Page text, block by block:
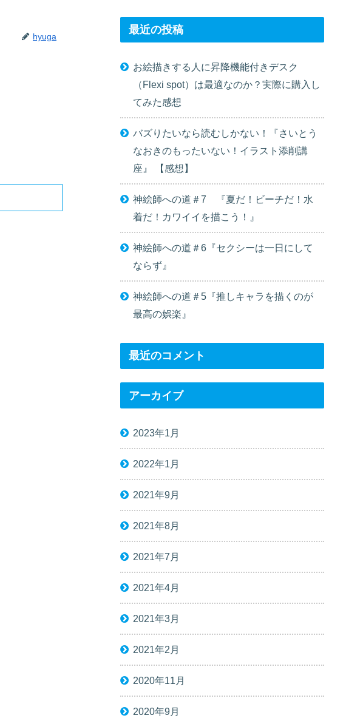
hyuga
最近の投稿
お絵描きする人に昇降機能付きデスク
（Flexi spot）は最適なのか？実際に購入し
てみた感想
バズりたいなら読むしかない！『さいとう
なおきのもったいない！イラスト添削講
座』 【感想】
神絵師への道＃7 『夏だ！ビーチだ！水
着だ！カワイイを描こう！』
神絵師への道＃6『セクシーは一日にして
ならず』
神絵師への道＃5『推しキャラを描くのが
最高の娯楽』
最近のコメント
アーカイブ
2023年1月
2022年1月
2021年9月
2021年8月
2021年7月
2021年4月
2021年3月
2021年2月
2020年11月
2020年9月